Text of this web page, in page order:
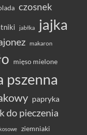
czosnek
jabłka jajka
makaron
mięso mielone
pszenna
papryka
do pieczenia
ziemniaki